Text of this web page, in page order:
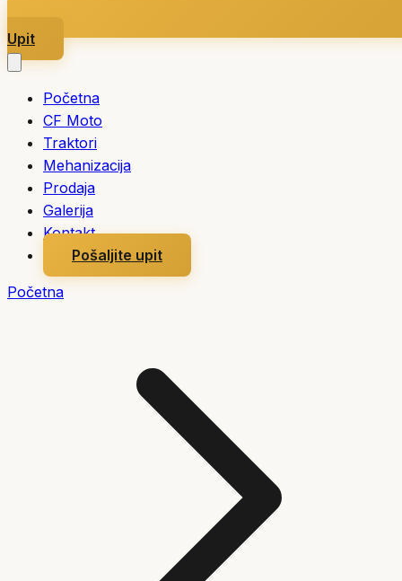
Upit
Početna
CF Moto
Traktori
Mehanizacija
Prodaja
Galerija
Kontakt
Pošaljite upit
Početna